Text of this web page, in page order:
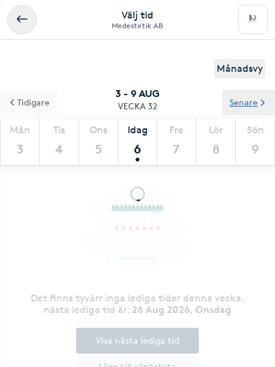
Välj tid
Medestetik AB
Månadsvy
3 - 9 AUG
VECKA 32
Mån
3
Tis
4
Ons
5
Idag
6
Fre
7
Lör
8
Sön
9
Tidigare Senare
Det finns tyvärr inga lediga tider denna vecka,
nästa lediga tid är: 26 Aug 2026, Onsdag
Visa nästa lediga tid